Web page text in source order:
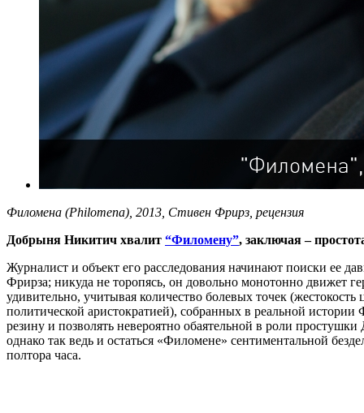
Филомена (Philomena), 2013, Стивен Фрирз, рецензия
Добрыня Никитич хвалит “Филомену”, заключая –
Журналист и объект его расследования начинают поиски ее
Фрирза; никуда не торопясь, он довольно монотонно движет
удивительно, учитывая количество болевых точек
политической аристократией), собранных в реальной
резину и позволять невероятно обаятельной в роли
однако так ведь и остаться «Филомене» сентиментальной
полтора часа.